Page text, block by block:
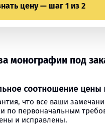
цену — шаг 1 из 2
монографии под
соотношение цены
что все ваши
по первоначальным
и исправлены.